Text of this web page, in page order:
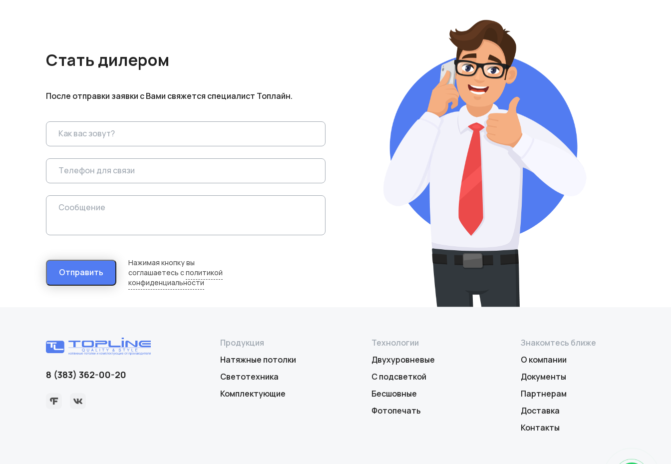
Стать дилером
После отправки заявки с Вами свяжется специалист Топлайн.
Отправить
Нажимая кнопку вы
соглашаетесь сполитикой
конфиденциальности
8 (383) 362-00-20
Продукция
Натяжные потолки
Светотехника
Комплектующие
Технологии
Двухуровневые
С подсветкой
Бесшовные
Фотопечать
Знакомтесь ближе
О компании
Документы
Партнерам
Доставка
Контакты